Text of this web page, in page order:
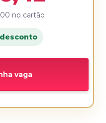
no cartão
desconto
vaga